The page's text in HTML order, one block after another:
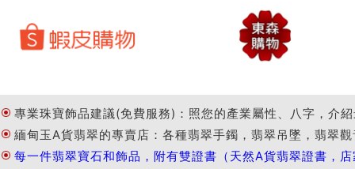
專業珠寶飾品建議(免費服務)：照您的產業屬性、八字，介
緬甸玉A貨翡翠的專賣店：各種翡翠手鐲，翡翠吊墜，翡翠
每一件翡翠寶石和飾品，附有雙證書（天然A貨翡翠證書